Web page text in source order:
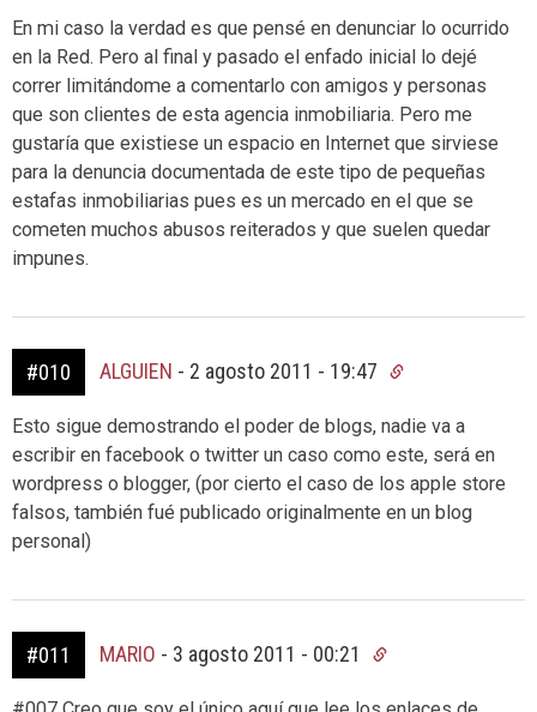
En mi caso la verdad es que pensé en denunciar lo ocurrido
en la Red. Pero al final y pasado el enfado inicial lo dejé
correr limitándome a comentarlo con amigos y personas
que son clientes de esta agencia inmobiliaria. Pero me
gustaría que existiese un espacio en Internet que sirviese
para la denuncia documentada de este tipo de pequeñas
estafas inmobiliarias pues es un mercado en el que se
cometen muchos abusos reiterados y que suelen quedar
impunes.
#010 ALGUIEN - 2 agosto 2011 - 19:47
Esto sigue demostrando el poder de blogs, nadie va a
escribir en facebook o twitter un caso como este, será en
wordpress o blogger, (por cierto el caso de los apple store
falsos, también fué publicado originalmente en un blog
personal)
#011 MARIO - 3 agosto 2011 - 00:21